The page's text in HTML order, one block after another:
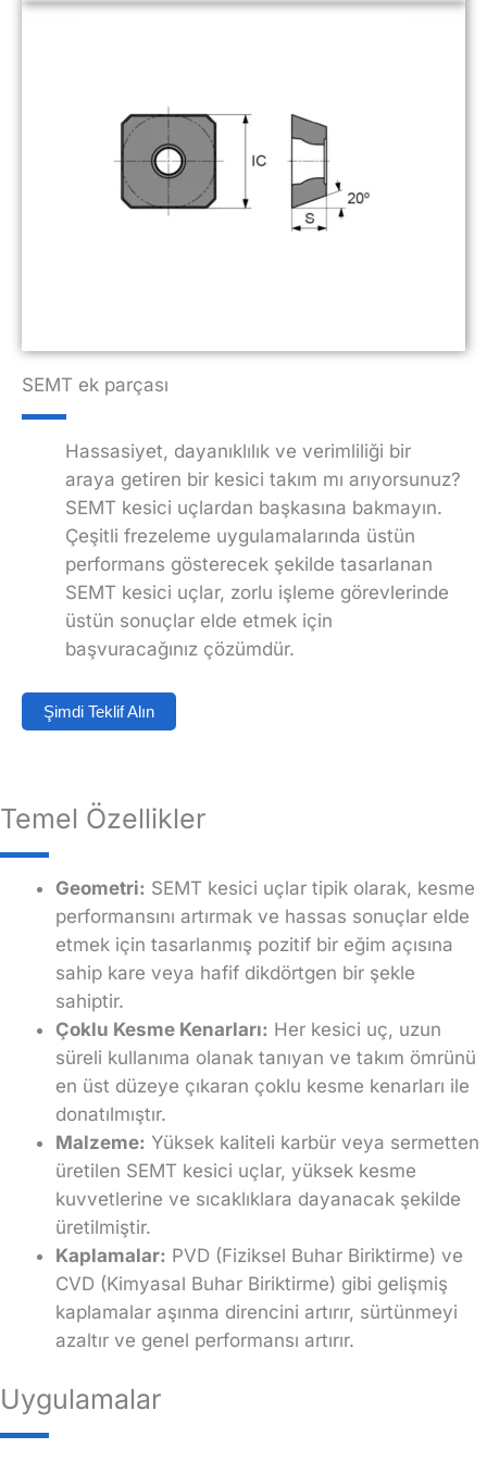
SEMT ek parçası
Hassasiyet, dayanıklılık ve verimliliği bir
araya getiren bir kesici takım mı arıyorsunuz?
SEMT kesici uçlardan başkasına bakmayın.
Çeşitli frezeleme uygulamalarında üstün
performans gösterecek şekilde tasarlanan
SEMT kesici uçlar, zorlu işleme görevlerinde
üstün sonuçlar elde etmek için
başvuracağınız çözümdür.
Şimdi Teklif Alın
Temel Özellikler
Geometri: SEMT kesici uçlar tipik olarak, kesme
performansını artırmak ve hassas sonuçlar elde
etmek için tasarlanmış pozitif bir eğim açısına
sahip kare veya hafif dikdörtgen bir şekle
sahiptir.
Çoklu Kesme Kenarları: Her kesici uç, uzun
süreli kullanıma olanak tanıyan ve takım ömrünü
en üst düzeye çıkaran çoklu kesme kenarları ile
donatılmıştır.
Malzeme: Yüksek kaliteli karbür veya sermetten
üretilen SEMT kesici uçlar, yüksek kesme
kuvvetlerine ve sıcaklıklara dayanacak şekilde
üretilmiştir.
Kaplamalar: PVD (Fiziksel Buhar Biriktirme) ve
CVD (Kimyasal Buhar Biriktirme) gibi gelişmiş
kaplamalar aşınma direncini artırır, sürtünmeyi
azaltır ve genel performansı artırır.
Uygulamalar